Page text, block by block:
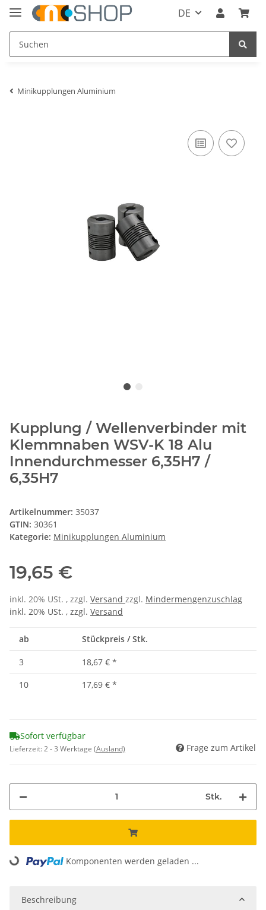
DE
Minikupplungen Aluminium
Kupplung / Wellenverbinder mit
Klemmnaben WSV-K 18 Alu
Innendurchmesser 6,35H7 /
6,35H7
Artikelnummer: 35037
GTIN: 30361
Kategorie: Minikupplungen Aluminium
19,65 €
inkl. 20% USt. , zzgl. Versand zzgl. Mindermengenzuschlag
inkl. 20% USt. , zzgl. Versand
ab Stückpreis / Stk.
3 18,67 € *
10
17,69 € *
Sofort verfügbar
Lieferzeit:2 - 3 Werktage (Ausland) Frage zum Artikel
Stk.
Loading... Komponenten werden geladen ...
Beschreibung